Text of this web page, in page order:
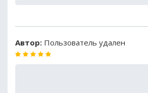
Автор: Пользователь удален